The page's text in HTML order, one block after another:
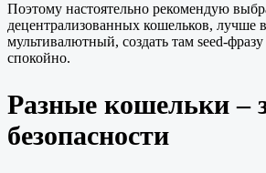
Поэтому настоятельно рекомендую
децентрализованных кошельков, лучше
мультивалютный, создать там seed-
спокойно.
Разные кошельки –
безопасности